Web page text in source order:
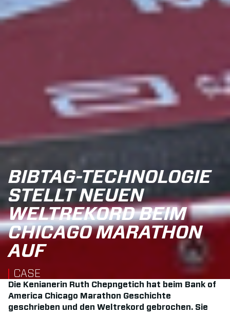
BIBTAG-TECHNOLOGIE
STELLT NEUEN
WELTREKORD BEIM
CHICAGO MARATHON
AUF
CASE
Die Kenianerin Ruth Chepngetich hat beim Bank of
America Chicago Marathon Geschichte
geschrieben und den Weltrekord gebrochen. Sie